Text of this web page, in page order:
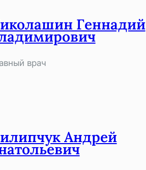
Геннадий
врач
Андрей